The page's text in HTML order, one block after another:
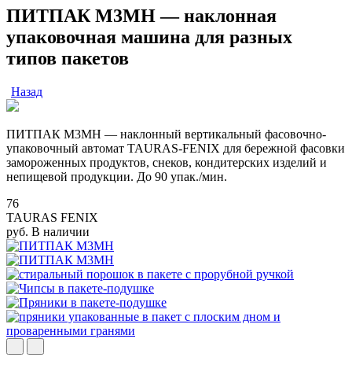
ПИТПАК М3МН — наклонная
упаковочная машина для разных
типов пакетов
Назад
ПИТПАК М3МН — наклонный вертикальный фасовочно-
упаковочный автомат TAURAS-FENIX для бережной фасовки
замороженных продуктов, снеков, кондитерских изделий и
непищевой продукции. До 90 упак./мин.
76
TAURAS FENIX
руб. В наличии